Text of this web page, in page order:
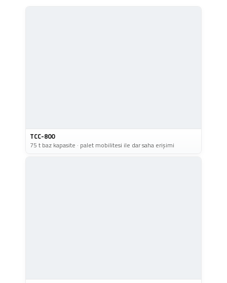
TCC-800
75 t baz kapasite · palet mobilitesi ile dar saha erişimi